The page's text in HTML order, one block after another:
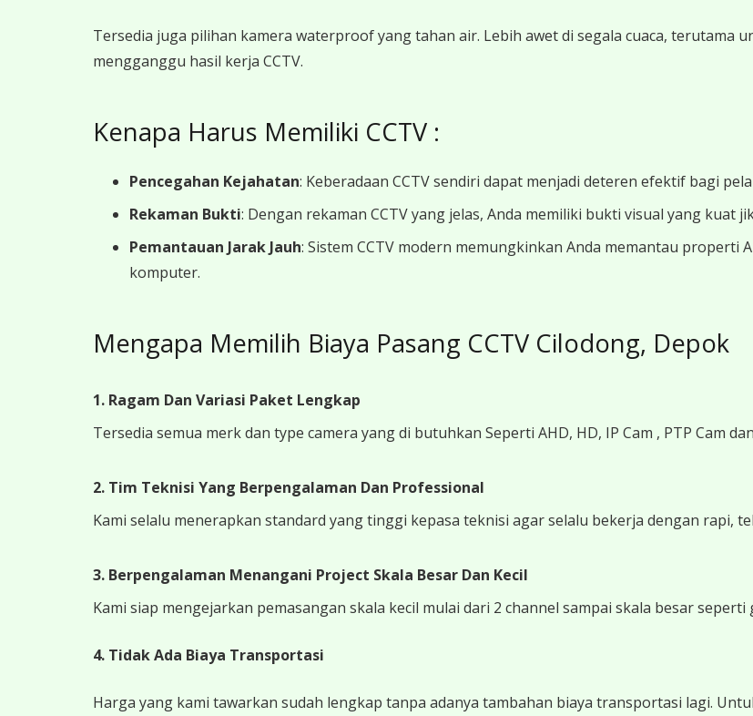
Tersedia juga pilihan kamera waterproof yang tahan air. Lebih awet di segala cuaca, terutama
mengganggu hasil kerja CCTV.
Kenapa Harus Memiliki CCTV :
Pencegahan Kejahatan: Keberadaan CCTV sendiri dapat menjadi deteren efektif bagi
Rekaman Bukti: Dengan rekaman CCTV yang jelas, Anda memiliki bukti visual yang kuat
Pemantauan Jarak Jauh: Sistem CCTV modern memungkinkan Anda memantau
komputer.
Mengapa Memilih Biaya Pasang CCTV Cilodong, Depok
1. Ragam Dan Variasi Paket Lengkap
Tersedia semua merk dan type camera yang di butuhkan Seperti AHD, HD, IP Cam , PTP Cam
2. Tim Teknisi Yang Berpengalaman Dan Professional
Kami selalu menerapkan standard yang tinggi kepasa teknisi agar selalu bekerja dengan rapi,
3. Berpengalaman Menangani Project Skala Besar Dan Kecil
Kami siap mengejarkan pemasangan skala kecil mulai dari 2 channel sampai skala besar
4. Tidak Ada Biaya Transportasi
Harga yang kami tawarkan sudah lengkap tanpa adanya tambahan biaya transportasi lagi.